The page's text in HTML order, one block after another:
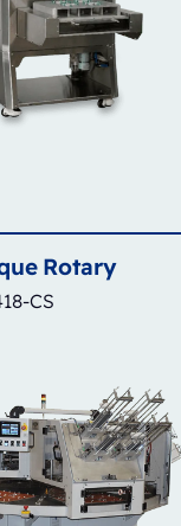
Rotary
CS